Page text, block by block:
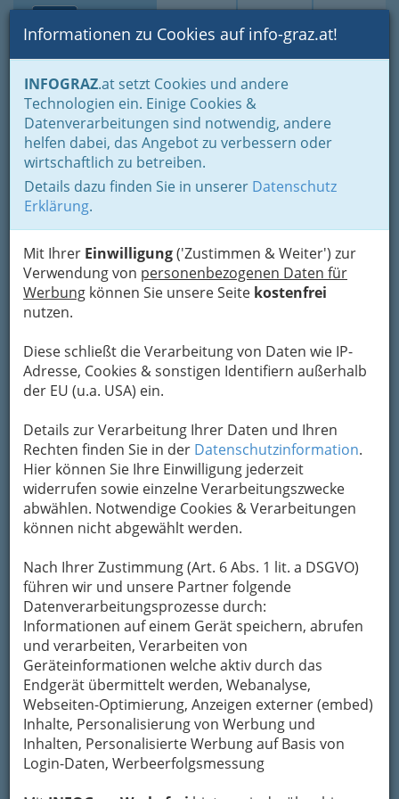
Suche Login Toggle
Informationen zu Cookies auf info-graz.at!
INFOGRAZ.at setzt Cookies und andere
Technologien ein. Einige Cookies &
Datenverarbeitungen sind notwendig, andere
helfen dabei, das Angebot zu verbessern oder
wirtschaftlich zu betreiben.
Details dazu finden Sie in unserer Datenschutz
Erklärung.
Mit Ihrer Einwilligung('Zustimmen & Weiter') zur
Verwendung von personenbezogenen Daten für
Werbung können Sie unsere Seite kostenfrei
nutzen.
Diese schließt die Verarbeitung von Daten wie IP-
Adresse, Cookies & sonstigen Identifiern außerhalb
der EU (u.a. USA) ein.
Details zur Verarbeitung Ihrer Daten und Ihren
Rechten finden Sie in der Datenschutzinformation.
Hier können Sie Ihre Einwilligung jederzeit
widerrufen sowie einzelne Verarbeitungszwecke
abwählen. Notwendige Cookies & Verarbeitungen
können nicht abgewählt werden.
Nach Ihrer Zustimmung (Art. 6 Abs. 1 lit. a DSGVO)
führen wir und unsere Partner folgende
Datenverarbeitungsprozesse durch:
Informationen auf einem Gerät speichern, abrufen
und verarbeiten, Verarbeiten von
Geräteinformationen welche aktiv durch das
Endgerät übermittelt werden, Webanalyse,
Webseiten-Optimierung, Anzeigen externer (embed)
Inhalte, Personalisierung von Werbung und
Inhalten, Personalisierte Werbung auf Basis von
Login-Daten, Werbeerfolgsmessung
Home
Lifestyle
Studieren, Studium: „Student sein in Graz“ - oder Studentin
Akademische Vereine & Verbindungen
Akademische Vereine &
Verbindungen
Die 4 Prinzipien des ÖCV
(Österreichischer Cartellverband)
Die gemeinsame Basis für alle
Cartellbrüder (Mitglieder der
vier Prinzipien gegliederte
Lebenseinstellung:
Religio: Die Förderung des katholischen Seins,
die Förderung der Toleranz der christlichen
Konfessionen untereinander und die aktive
Gestaltung des eigenen Lebens aus dem
katholischen Glauben in Verantwortung vor
Gott, den Menschen und der Schöpfung.
Scientia : Für den CV ist die Pflege der
Wissenschaft eine wichtige Aufgabe, der er sich
verpflichtet fühlt. Dazu gehört für die